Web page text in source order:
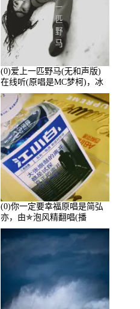
(0)爱上一匹野马(无和声版)
在线听(原唱是MC梦柯)，冰
鑫Asce演唱点播:178815次
(0)你一定要幸福原唱是简弘
亦，由✯泡风精翻唱(播
放:102381)